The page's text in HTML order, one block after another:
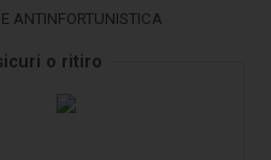
ANTINFORTUNISTICA
o ritiro